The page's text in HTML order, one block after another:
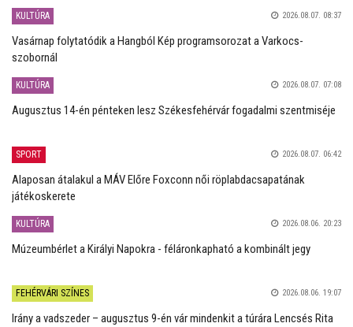
KULTÚRA 2026.08.07. 08:37
Vasárnap folytatódik a Hangból Kép programsorozat a Varkocs-
szobornál
KULTÚRA 2026.08.07. 07:08
Augusztus 14-én pénteken lesz Székesfehérvár fogadalmi szentmiséje
SPORT 2026.08.07. 06:42
Alaposan átalakul a MÁV Előre Foxconn női röplabdacsapatának
játékoskerete
KULTÚRA 2026.08.06. 20:23
Múzeumbérlet a Királyi Napokra - féláronkapható a kombinált jegy
FEHÉRVÁRI SZÍNES 2026.08.06. 19:07
Irány a vadszeder – augusztus 9-én vár mindenkit a túrára Lencsés Rita